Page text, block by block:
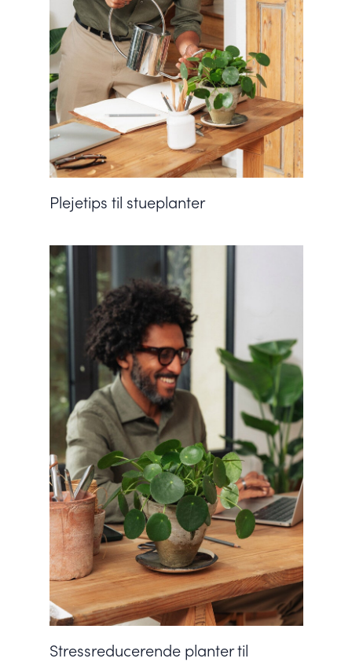
Plejetips til stueplanter
Stressreducerende planter til